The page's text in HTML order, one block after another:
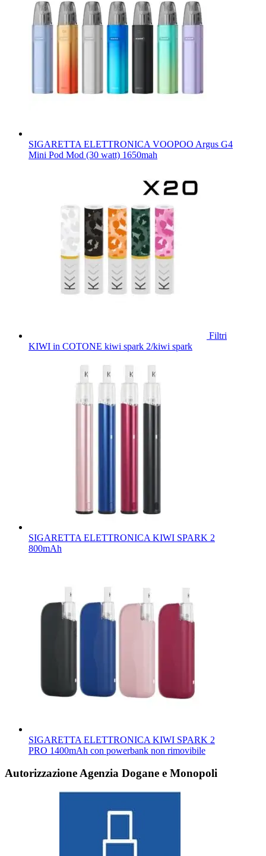
SIGARETTA ELETTRONICA VOOPOO Argus G4
Mini Pod Mod (30 watt) 1650mah
Filtri
KIWI in COTONE kiwi spark 2/kiwi spark
SIGARETTA ELETTRONICA KIWI SPARK 2
800mAh
SIGARETTA ELETTRONICA KIWI SPARK 2
PRO 1400mAh con powerbank non rimovibile
Autorizzazione Agenzia Dogane e Monopoli